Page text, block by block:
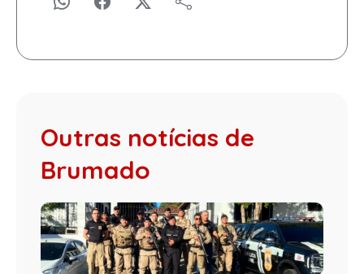
Outras notícias de
Brumado